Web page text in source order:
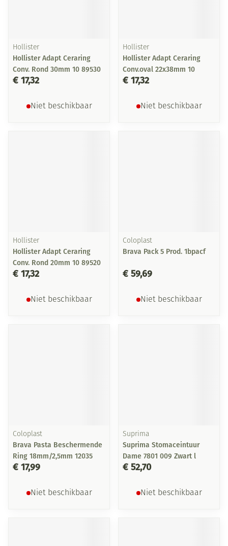
Hollister
Hollister Adapt Ceraring
Conv. Rond 30mm 10 89530
€ 17,32
Niet beschikbaar
Hollister
Hollister Adapt Ceraring
Conv.oval 22x38mm 10
€ 17,32
Niet beschikbaar
Hollister
Hollister Adapt Ceraring
Conv. Rond 20mm 10 89520
€ 17,32
Niet beschikbaar
Coloplast
Brava Pack 5 Prod. 1bpacf
€ 59,69
Niet beschikbaar
Coloplast
Brava Pasta Beschermende
Ring 18mm/2,5mm 12035
€ 17,99
Niet beschikbaar
Suprima
Suprima Stomaceintuur
Dame 7801 009 Zwart l
€ 52,70
Niet beschikbaar